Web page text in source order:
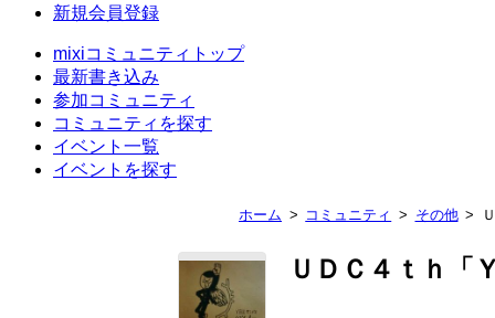
新規会員登録
mixiコミュニティトップ
最新書き込み
参加コミュニティ
コミュニティを探す
イベント一覧
イベントを探す
ホーム コミュニティ その他
ＵＤＣ４ｔｈ「